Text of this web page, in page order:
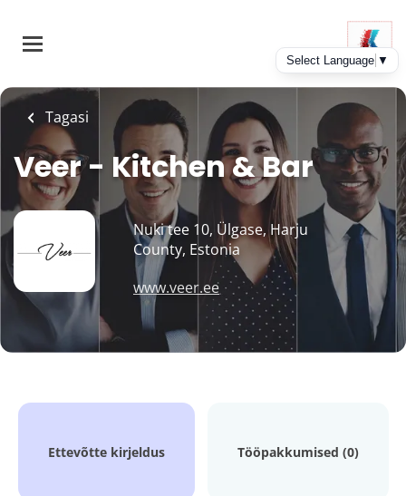
main
Tagasi
Veer - Kitchen & Bar
Nuki tee 10, Ülgase, Harju
County, Estonia
www.veer.ee
Ettevõtte kirjeldus Tööpakkumised (0)